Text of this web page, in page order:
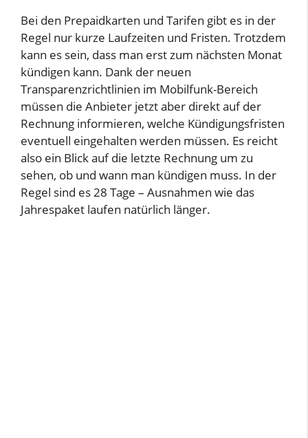
Bei den Prepaidkarten und Tarifen gibt es in der
Regel nur kurze Laufzeiten und Fristen. Trotzdem
kann es sein, dass man erst zum nächsten Monat
kündigen kann. Dank der neuen
Transparenzrichtlinien im Mobilfunk-Bereich
müssen die Anbieter jetzt aber direkt auf der
Rechnung informieren, welche Kündigungsfristen
eventuell eingehalten werden müssen. Es reicht
also ein Blick auf die letzte Rechnung um zu
sehen, ob und wann man kündigen muss. In der
Regel sind es 28 Tage – Ausnahmen wie das
Jahrespaket laufen natürlich länger.